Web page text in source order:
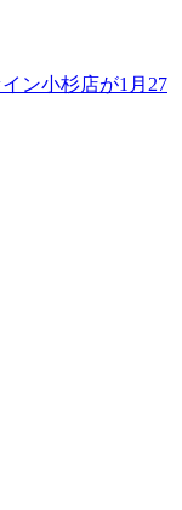
ン小杉店が1月27